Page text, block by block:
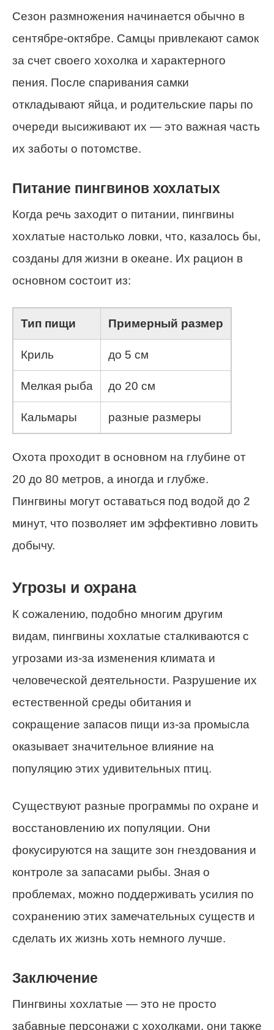
Сезон размножения начинается обычно в
сентябре-октябре. Самцы привлекают самок
за счет своего хохолка и характерного
пения. После спаривания самки
откладывают яйца, и родительские пары по
очереди высиживают их — это важная часть
их заботы о потомстве.
Питание пингвинов хохлатых
Когда речь заходит о питании, пингвины
хохлатые настолько ловки, что, казалось бы,
созданы для жизни в океане. Их рацион в
основном состоит из:
Тип пищи Примерный размер
Криль до 5 см
Мелкая рыба до 20 см
Кальмары разные размеры
Охота проходит в основном на глубине от
20 до 80 метров, а иногда и глубже.
Пингвины могут оставаться под водой до 2
минут, что позволяет им эффективно ловить
добычу.
Угрозы и охрана
К сожалению, подобно многим другим
видам, пингвины хохлатые сталкиваются с
угрозами из-за изменения климата и
человеческой деятельности. Разрушение их
естественной среды обитания и
сокращение запасов пищи из-за промысла
оказывает значительное влияние на
популяцию этих удивительных птиц.
Существуют разные программы по охране и
восстановлению их популяции. Они
фокусируются на защите зон гнездования и
контроле за запасами рыбы. Зная о
проблемах, можно поддерживать усилия по
сохранению этих замечательных существ и
сделать их жизнь хоть немного лучше.
Заключение
Пингвины хохлатые — это не просто
забавные персонажи с хохолками, они также